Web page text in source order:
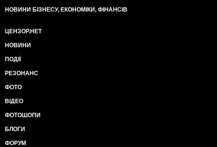
НОВИНИ БІЗНЕСУ, ЕКОНОМІКИ, ФІНАНСІВ
ЦЕНЗОР.НЕТ
НОВИНИ
ПОДІЇ
РЕЗОНАНС
ФОТО
ВІДЕО
ФОТОШОПИ
БЛОГИ
ФОРУМ